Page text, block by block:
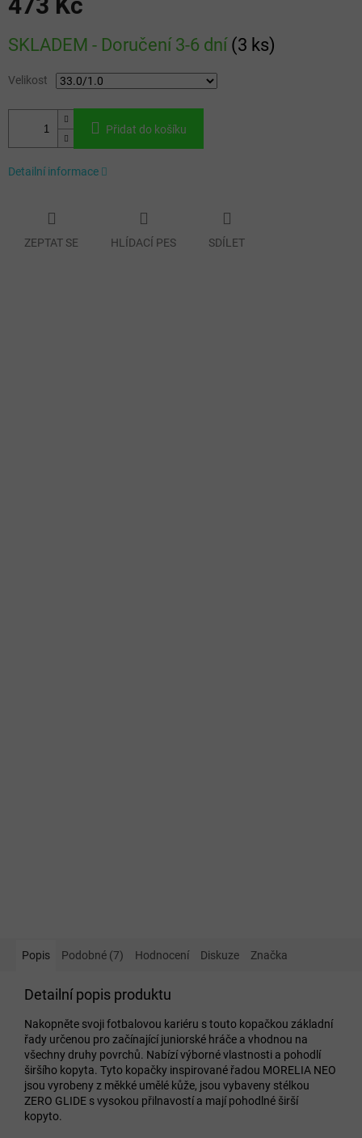
cena:
SKLADEM - Doručení 3-6 dní (3 ks)
Velikost
Přidat do košíku
Detailní informace
ZEPTAT SE HLÍDACÍ PES SDÍLET
Popis Podobné (7) Hodnocení Diskuze Značka
Detailní popis produktu
Nakopněte svoji fotbalovou kariéru s touto kopačkou základní
řady určenou pro začínající juniorské hráče a vhodnou na
všechny druhy povrchů. Nabízí výborné vlastnosti a pohodlí
širšího kopyta. Tyto kopačky inspirované řadou MORELIA NEO
jsou vyrobeny z měkké umělé kůže, jsou vybaveny stélkou
ZERO GLIDE s vysokou přilnavostí a mají pohodlné širší
kopyto.